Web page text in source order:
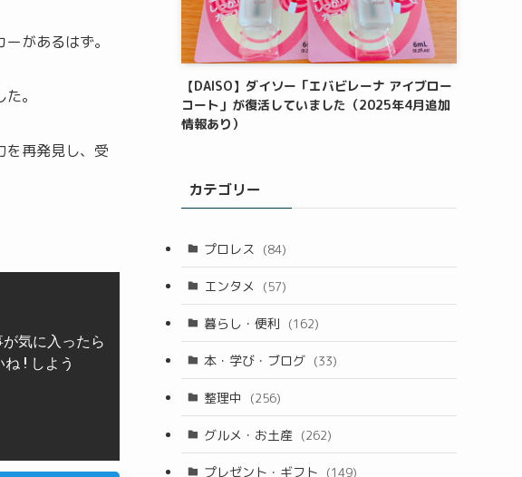
があるはず。
。
を再発見し、受
が気に入ったら
ね ! しよう
【DAISO】ダイソー「エバビレーナ アイブロー
コート」が復活していました（2025年4月追加
情報あり）
カテゴリー
プロレス (84)
エンタメ (57)
暮らし・便利 (162)
本・学び・ブログ (33)
整理中 (256)
グルメ・お土産 (262)
プレゼント・ギフト (149)